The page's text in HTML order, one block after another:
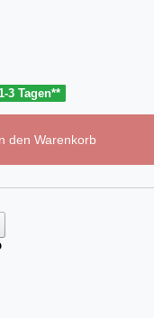
3 Tagen**
den Warenkorb